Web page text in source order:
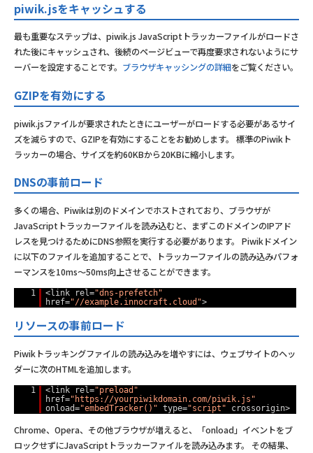
piwik.jsをキャッシュする
最も重要なステップは、piwik.js JavaScriptトラッカーファイルがロードさ
れた後にキャッシュされ、後続のページビューで再度要求されないようにサ
ーバーを設定することです。 ブラウザキャッシングの詳細をご覧ください。
GZIPを有効にする
piwik.jsファイルが要求されたときにユーザーがロードする必要があるサイ
ズを減らすので、GZIPを有効にすることをお勧めします。 標準のPiwikト
ラッカーの場合、サイズを約60KBから20KBに縮小します。
DNSの事前ロード
多くの場合、Piwikは別のドメインでホストされており、ブラウザが
JavaScriptトラッカーファイルを読み込むと、まずこのドメインのIPアド
レスを見つけるためにDNS参照を実行する必要があります。 Piwikドメイン
に以下のファイルを追加することで、トラッカーファイルの読み込みパフォ
ーマンスを10ms〜50ms向上させることができます。
1 <link rel="dns-prefetch"
href="//example.innocraft.cloud">
リソースの事前ロード
Piwikトラッキングファイルの読み込みを増やすには、ウェブサイトのヘッ
ダーに次のHTMLを追加します。
1 <link rel="preload"
href="https://yourpiwikdomain.com/piwik.js"
onload="embedTracker()" type="script" crossorigin>
Chrome、Opera、その他ブラウザが増えると、「onload」イベントをブ
ロックせずにJavaScriptトラッカーファイルを読み込みます。 その結果、